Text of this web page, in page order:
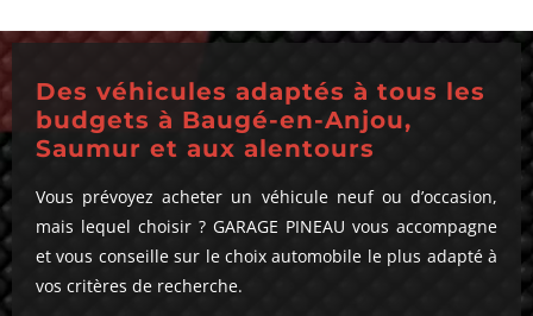
Des véhicules adaptés à tous les
budgets à Baugé-en-Anjou,
Saumur et aux alentours
Vous prévoyez acheter un véhicule neuf ou d’occasion,
mais lequel choisir ? GARAGE PINEAU vous accompagne
et vous conseille sur le choix automobile le plus adapté à
vos critères de recherche.